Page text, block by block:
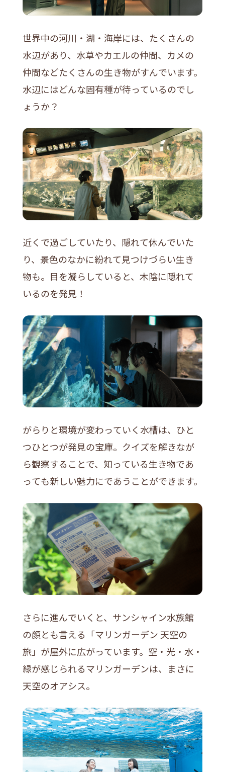
世界中の河川・湖・海岸には、たくさんの
水辺があり、水草やカエルの仲間、カメの
仲間などたくさんの生き物がすんでいます。
水辺にはどんな固有種が待っているのでし
ょうか？
近くで過ごしていたり、隠れて休んでいた
り、景色のなかに紛れて見つけづらい生き
物も。目を凝らしていると、木陰に隠れて
いるのを発見！
がらりと環境が変わっていく水槽は、ひと
つひとつが発見の宝庫。クイズを解きなが
ら観察することで、知っている生き物であ
っても新しい魅力にであうことができます。
さらに進んでいくと、サンシャイン水族館
の顔とも言える「マリンガーデン 天空の
旅」が屋外に広がっています。空・光・水・
緑が感じられるマリンガーデンは、まさに
天空のオアシス。